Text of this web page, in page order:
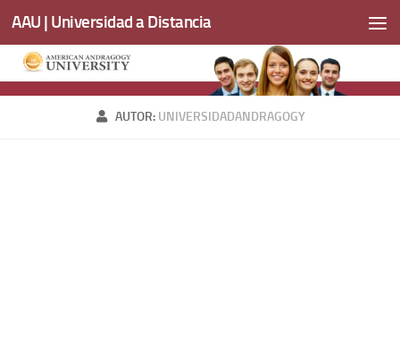
Saltar al contenido
AAU | Universidad a Distancia
AUTOR: UNIVERSIDADANDRAGOGY